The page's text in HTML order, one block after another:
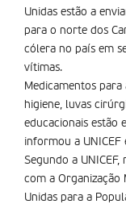
Unidas estão a
para o norte dos
cólera no país em
vítimas.
Medicamentos
higiene, luvas
educacionais estão
informou a UNICEF
Segundo a
com a Organização
Unidas para a